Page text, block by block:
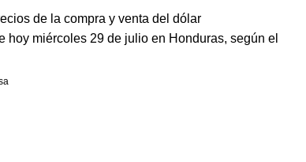
de la compra y venta del dólar
hoy miércoles 29 de julio en Honduras, según el